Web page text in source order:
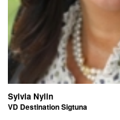
Sylvia Nylin
VD Destination Sigtuna